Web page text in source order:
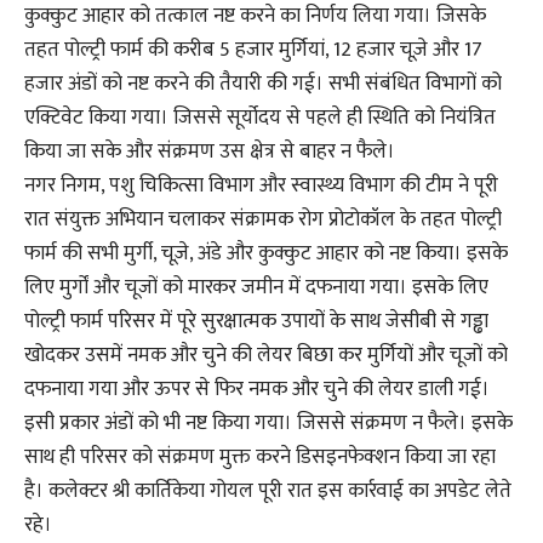
कुक्कुट आहार को तत्काल नष्ट करने का निर्णय लिया गया। जिसके
तहत पोल्ट्री फार्म की करीब 5 हजार मुर्गियां, 12 हजार चूज़े और 17
हजार अंडों को नष्ट करने की तैयारी की गई। सभी संबंधित विभागों को
एक्टिवेट किया गया। जिससे सूर्योदय से पहले ही स्थिति को नियंत्रित
किया जा सके और संक्रमण उस क्षेत्र से बाहर न फैले।
नगर निगम, पशु चिकित्सा विभाग और स्वास्थ्य विभाग की टीम ने पूरी
रात संयुक्त अभियान चलाकर संक्रामक रोग प्रोटोकॉल के तहत पोल्ट्री
फार्म की सभी मुर्गी, चूज़े, अंडे और कुक्कुट आहार को नष्ट किया। इसके
लिए मुर्गों और चूजों को मारकर जमीन में दफनाया गया। इसके लिए
पोल्ट्री फार्म परिसर में पूरे सुरक्षात्मक उपायों के साथ जेसीबी से गड्ढा
खोदकर उसमें नमक और चुने की लेयर बिछा कर मुर्गियों और चूजों को
दफनाया गया और ऊपर से फिर नमक और चुने की लेयर डाली गई।
इसी प्रकार अंडों को भी नष्ट किया गया। जिससे संक्रमण न फैले। इसके
साथ ही परिसर को संक्रमण मुक्त करने डिसइनफेक्शन किया जा रहा
है। कलेक्टर श्री कार्तिकेया गोयल पूरी रात इस कार्रवाई का अपडेट लेते
रहे।